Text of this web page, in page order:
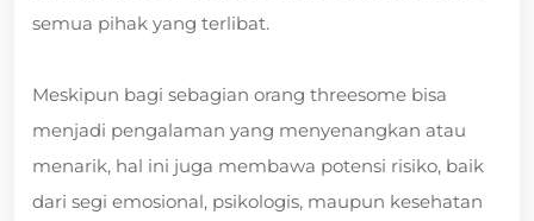
semua pihak yang terlibat.
Meskipun bagi sebagian orang threesome bisa
menjadi pengalaman yang menyenangkan atau
menarik, hal ini juga membawa potensi risiko, baik
dari segi emosional, psikologis, maupun kesehatan